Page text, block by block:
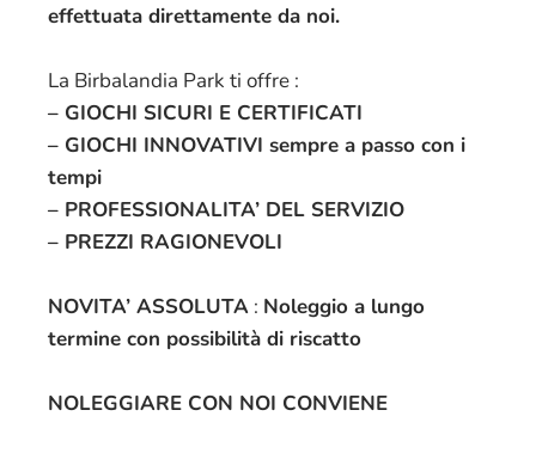
effettuata direttamente da noi.
La Birbalandia Park ti offre :
– GIOCHI SICURI E CERTIFICATI
– GIOCHI INNOVATIVI sempre a passo con i
tempi
– PROFESSIONALITA’ DEL SERVIZIO
– PREZZI RAGIONEVOLI
NOVITA’ ASSOLUTA : Noleggio a lungo
termine con possibilità di riscatto
NOLEGGIARE CON NOI CONVIENE